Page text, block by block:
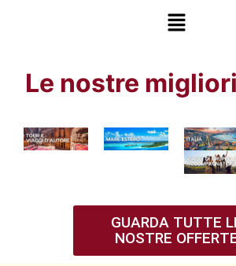
Le nostre
GUARDA TUTTE
NOSTRE